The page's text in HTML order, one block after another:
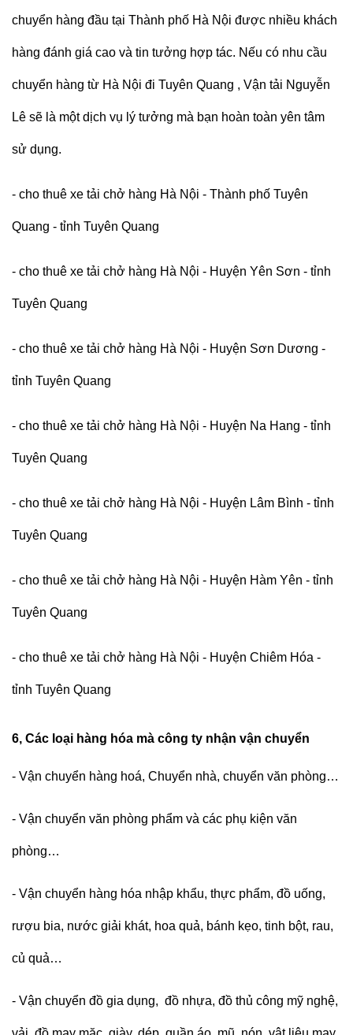
chuyển hàng đầu tại Thành phố Hà Nội được nhiều khách
hàng đánh giá cao và tin tưởng hợp tác. Nếu có nhu cầu
chuyển hàng từ Hà Nội đi Tuyên Quang , Vận tải Nguyễn
Lê sẽ là một dịch vụ lý tưởng mà bạn hoàn toàn yên tâm
sử dụng.
- cho thuê xe tải chở hàng Hà Nội - Thành phố Tuyên
Quang - tỉnh Tuyên Quang
- cho thuê xe tải chở hàng Hà Nội - Huyện Yên Sơn - tỉnh
Tuyên Quang
- cho thuê xe tải chở hàng Hà Nội - Huyện Sơn Dương -
tỉnh Tuyên Quang
- cho thuê xe tải chở hàng Hà Nội - Huyện Na Hang - tỉnh
Tuyên Quang
- cho thuê xe tải chở hàng Hà Nội - Huyện Lâm Bình - tỉnh
Tuyên Quang
- cho thuê xe tải chở hàng Hà Nội - Huyện Hàm Yên - tỉnh
Tuyên Quang
- cho thuê xe tải chở hàng Hà Nội - Huyện Chiêm Hóa -
tỉnh Tuyên Quang
6, Các loại hàng hóa mà công ty nhận vận chuyển
- Vận chuyển hàng hoá, Chuyển nhà, chuyển văn phòng…
- Vận chuyển văn phòng phẩm và các phụ kiện văn
phòng…
- Vận chuyển hàng hóa nhập khẩu, thực phẩm, đồ uống,
rượu bia, nước giải khát, hoa quả, bánh kẹo, tinh bột, rau,
củ quả…
- Vận chuyển đồ gia dụng, đồ nhựa, đồ thủ công mỹ nghệ,